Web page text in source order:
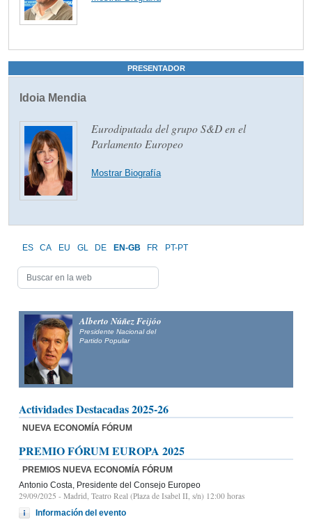
PRESENTADOR
Idoia Mendia
Eurodiputada del grupo S&D en el
Parlamento Europeo
Mostrar Biografía
ES CA EU GL DE EN-GB FR PT-PT
Alberto Núñez Feijóo
Presidente Nacional del
Partido Popular
Actividades Destacadas 2025-26
NUEVA ECONOMÍA FÓRUM
PREMIO FÓRUM EUROPA 2025
PREMIOS NUEVA ECONOMÍA FÓRUM
Antonio Costa, Presidente del Consejo Europeo
29/09/2025 - Madrid, Teatro Real (Plaza de Isabel II, s/n) 12:00 horas
Información del evento